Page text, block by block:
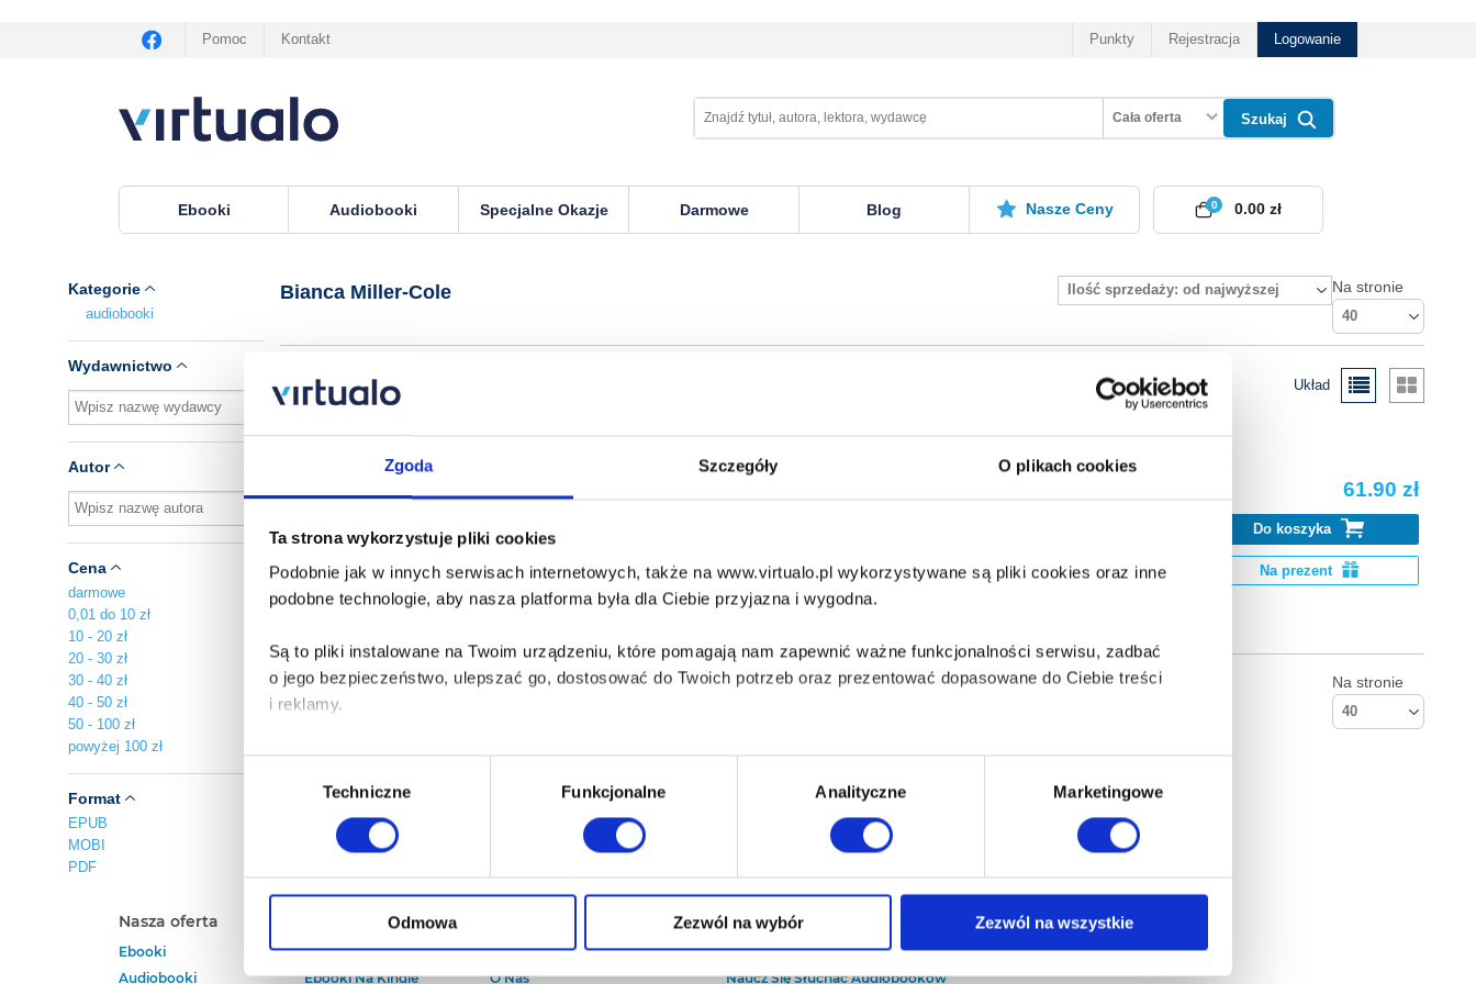
Zgoda Szczegóły O plikach cookies
Ta strona wykorzystuje pliki cookies
Podobnie jak w innych serwisach internetowych, także na www.virtualo.pl wykorzystywane są pliki cookies oraz inne
podobne technologie, aby nasza platforma była dla Ciebie przyjazna i wygodna.
Są to pliki instalowane na Twoim urządzeniu, które pomagają nam zapewnić ważne funkcjonalności serwisu, zadbać
o jego bezpieczeństwo, ulepszać go, dostosować do Twoich potrzeb oraz prezentować dopasowane do Ciebie treści
i reklamy.
Poza plikami, które są nam niezbędne do prawidłowego i bezpiecznego działania serwisu - są także takie, które wymagają
Twojej zgody.
Każda udzielona zgoda poprawi Twoje doświadczenia jeśli jesteś naszym Użytkownikiem.
Techniczne Funkcjonalne Analityczne Marketingowe
Odmowa Zezwól na wybór Zezwól na wszystkie
Pomoc Kontakt Punkty Rejestracja Logowanie
Cała oferta Szukaj
Ebooki Audiobooki Specjalne Okazje Darmowe Blog Nasze Ceny 0
0.00 zł
Kategorie
audiobooki
Wydawnictwo
Autor
Cena
darmowe
0,01 do 10 zł
10 - 20 zł
20 - 30 zł
30 - 40 zł
40 - 50 zł
50 - 100 zł
powyżej 100 zł
Format
EPUB
MOBI
PDF
Bianca Miller-Cole Ilość sprzedaży: od najwyższej Na stronie
40
Układ
Audiobook po zakupie nie będzie dostępny do słuchania w aplikacji Empik Go. Pobierz
AUDIOBOOK:
Zabezpieczenie: brak
61.90 zł
Do koszyka
Na prezent
Na stronie
40
Nasza oferta
Ebooki
Audiobooki
Polecamy
Darmowe Ebooki
Ebooki Na Kindle
Kontakt
O Nas
Baza wiedzy
Który Format Ebooka Wybrać?
Naucz Się Słuchać Audiobooków
Kontakt
Empik S.A